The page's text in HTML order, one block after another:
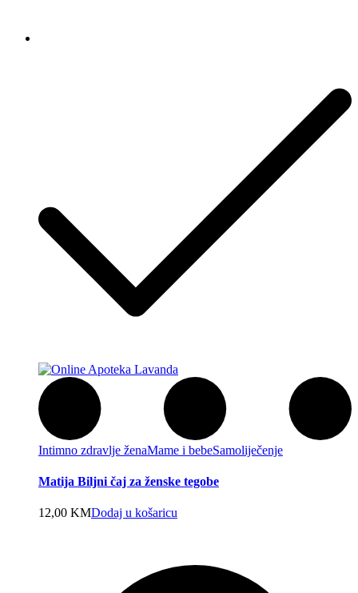
Intimno zdravlje ženaMame i bebeSamoliječenje
Matija Biljni čaj za ženske tegobe
12,00 KMDodaj u košaricu